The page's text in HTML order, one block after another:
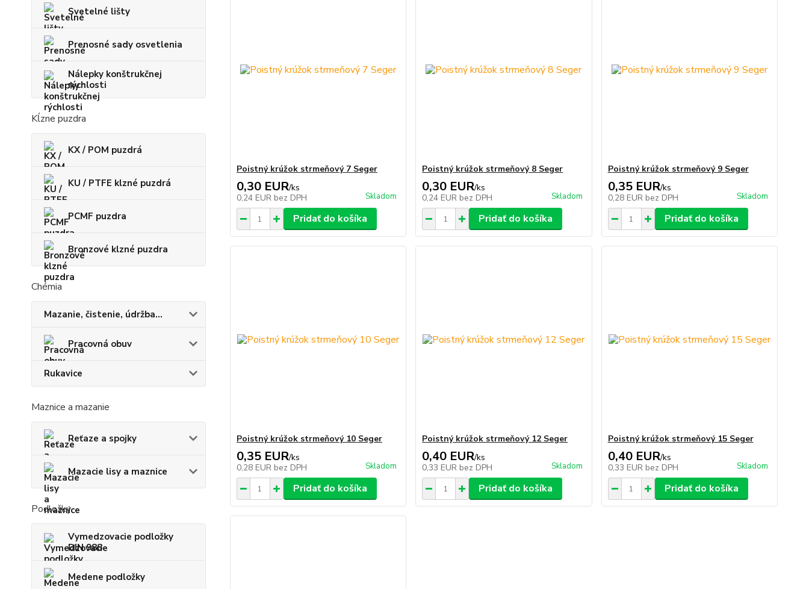
Svetelné lišty
Prenosné sady osvetlenia
Nálepky konštrukčnej
rýchlosti
Kĺzne puzdra
KX / POM puzdrá
KU / PTFE klzné puzdrá
PCMF puzdra
Bronzové klzné puzdra
Chémia
Mazanie, čistenie, údržba...
Pracovná obuv
Rukavice
Maznice a mazanie
Reťaze a spojky
Mazacie lisy a maznice
Podložky
Vymedzovacie podložky
DIN 988
Medene podložky
Poistný krúžok strmeňový 7 Seger
0,30 EUR/ks
0,24 EUR bez DPH Skladom
Pridať do košíka
Poistný krúžok strmeňový 8 Seger
0,30 EUR/ks
0,24 EUR bez DPH Skladom
Pridať do košíka
Poistný krúžok strmeňový 9 Seger
0,35 EUR/ks
0,28 EUR bez DPH Skladom
Pridať do košíka
Poistný krúžok strmeňový 10 Seger
0,35 EUR/ks
0,28 EUR bez DPH Skladom
Pridať do košíka
Poistný krúžok strmeňový 12 Seger
0,40 EUR/ks
0,33 EUR bez DPH Skladom
Pridať do košíka
Poistný krúžok strmeňový 15 Seger
0,40 EUR/ks
0,33 EUR bez DPH Skladom
Pridať do košíka